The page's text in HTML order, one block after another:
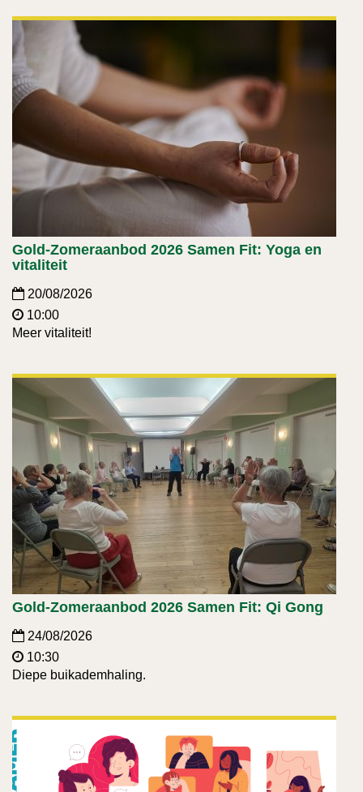
Gold-Zomeraanbod 2026 Samen Fit: Yoga en
vitaliteit
20/08/2026
10:00
Meer vitaliteit!
Gold-Zomeraanbod 2026 Samen Fit: Qi Gong
24/08/2026
10:30
Diepe buikademhaling.